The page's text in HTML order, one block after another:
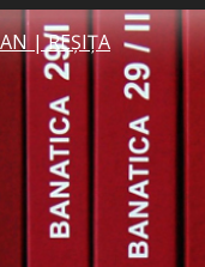
| REȘIȚA